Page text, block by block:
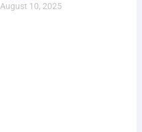
August 10, 2025